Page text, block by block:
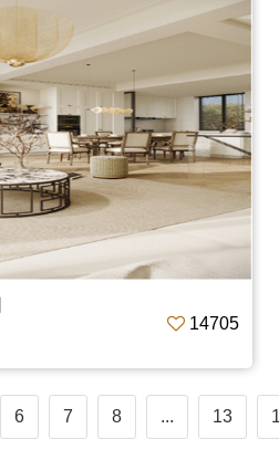
14705
6 7 8 ... 13